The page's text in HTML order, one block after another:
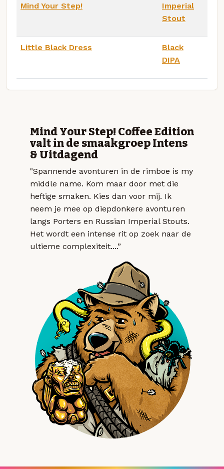
Mind Your Step!
Imperial
Stout
Little Black Dress
Black
DIPA
Mind Your Step! Coffee Edition
valt in de smaakgroep Intens
& Uitdagend
"Spannende avonturen in de rimboe is my
middle name. Kom maar door met die
heftige smaken. Kies dan voor mij. Ik
neem je mee op diepdonkere avonturen
langs Porters en Russian Imperial Stouts.
Het wordt een intense rit op zoek naar de
ultieme complexiteit....”